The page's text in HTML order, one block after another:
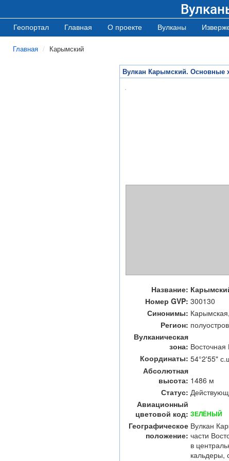
Геопортал Главная О проекте Вулканы
Главная Карымский
Вулкан Карымский. Основные
Название:
Номер GVP: 300130
Синонимы:
Регион:
Вулканическая
зона: Восточная
Координаты: 54°2'55"
Абсолютная
высота: 1486 м
Статус:
Авиационный
цветовой код: ЗЕЛЁНЫЙ
Географическое
положение:
Вулкан
части
в
кальдеры,